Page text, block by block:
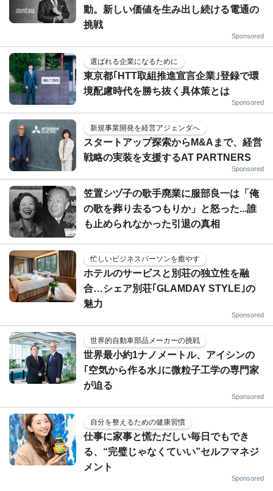
動。新しい価値を生み出し続ける電通の
挑戦
Sponsored
選ばれる企業になるために
東京都｢HTT取組推進宣言企業｣登録で環
境配慮時代を勝ち抜く具体策とは
Sponsored
新規事業開発を経営アジェンダへ
スタートアップ探索からM&Aまで、経営
戦略の実装を支援するAT PARTNERS
Sponsored
笠置シヅ子の歌手廃業に服部良一は「俺
の歌を葬り去るつもりか」と怒った...誰
も止められなかった引退の真相
忙しいビジネスパーソンを癒やす
ホテルのサービスと別荘の独立性を融
合…シェア別荘｢GLAMDAY STYLE｣の
魅力
Sponsored
世界的自動車部品メーカーの挑戦
世界最小約1ナノメートル、アイシンの
｢空気から作る水｣に微粒子工学の専門家
が迫る
Sponsored
自分を整えるための健康習慣
仕事に家事と慌ただしい毎日でもでき
る、“完璧じゃなくていい”セルフマネジ
メント
Sponsored